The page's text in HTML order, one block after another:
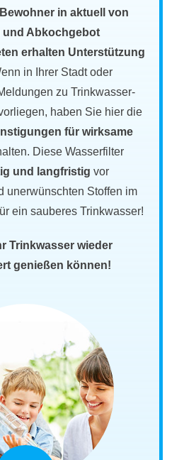
Bewohner in aktuell von
und Abkochgebot
erhalten Unterstützung
in Ihrer Stadt oder
zu Trinkwasser-
haben Sie hier die
für wirksame
Diese Wasserfilter
und langfristig vor
unerwünschten Stoffen im
ein sauberes Trinkwasser!
Trinkwasser wieder
genießen können!